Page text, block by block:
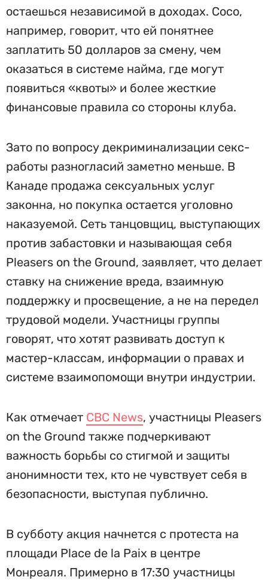
остаешься независимой в доходах. Coco,
например, говорит, что ей понятнее
заплатить 50 долларов за смену, чем
оказаться в системе найма, где могут
появиться «квоты» и более жесткие
финансовые правила со стороны клуба.
Зато по вопросу декриминализации секс-
работы разногласий заметно меньше. В
Канаде продажа сексуальных услуг
законна, но покупка остается уголовно
наказуемой. Сеть танцовщиц, выступающих
против забастовки и называющая себя
Pleasers on the Ground, заявляет, что делает
ставку на снижение вреда, взаимную
поддержку и просвещение, а не на передел
трудовой модели. Участницы группы
говорят, что хотят развивать доступ к
мастер-классам, информации о правах и
системе взаимопомощи внутри индустрии.
Как отмечает CBC News, участницы Pleasers
on the Ground также подчеркивают
важность борьбы со стигмой и защиты
анонимности тех, кто не чувствует себя в
безопасности, выступая публично.
В субботу акция начнется с протеста на
площади Place de la Paix в центре
Монреаля. Примерно в 17:30 участницы